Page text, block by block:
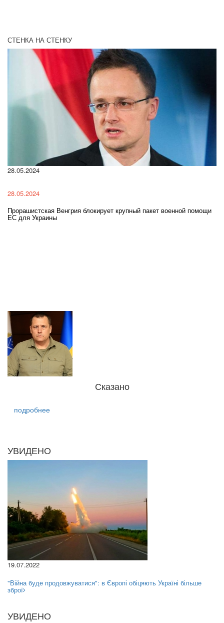
СТЕНКА НА СТЕНКУ
28.05.2024
28.05.2024
Прорашистская Венгрия блокирует крупный пакет военной помощи
ЕС для Украины
Сказано
подробнее
УВИДЕНО
19.07.2022
"Війна буде продовжуватися": в Європі обіцяють Україні більше
зброї
УВИДЕНО